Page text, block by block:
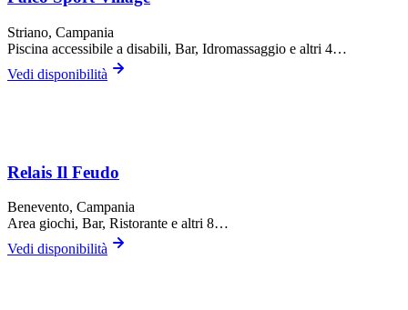
Striano, Campania
Piscina accessibile a disabili, Bar, Idromassaggio e altri 4…
Vedi disponibilità
Relais Il Feudo
Benevento, Campania
Area giochi, Bar, Ristorante e altri 8…
Vedi disponibilità